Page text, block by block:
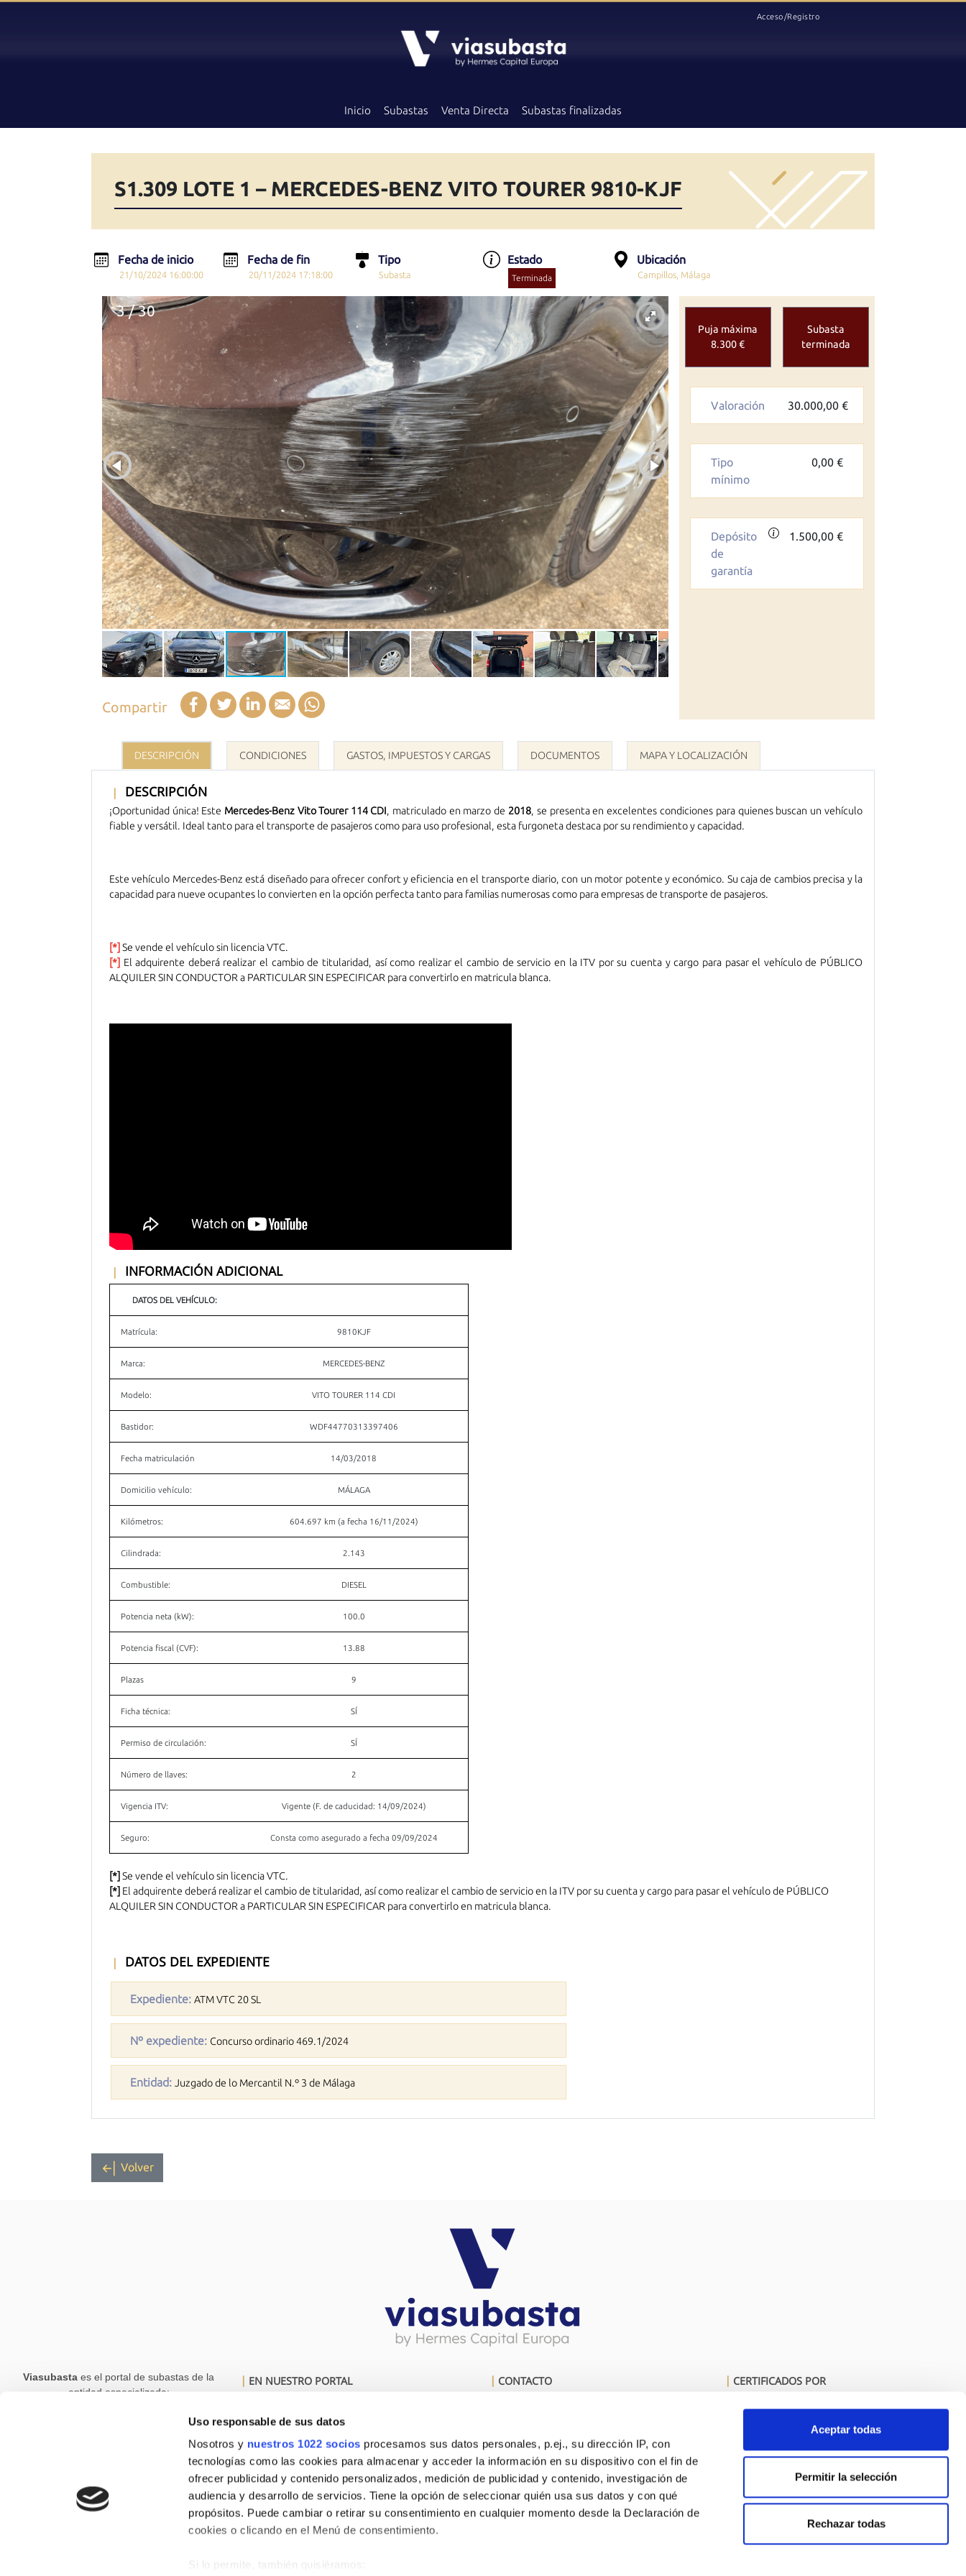
Uso responsable de sus datos
Nosotros y nuestros 1022 socios procesamos sus datos personales, p.ej., su dirección IP, con
tecnologías como las cookies para almacenar y acceder la información en su dispositivo con el fin de
ofrecer publicidad y contenido personalizados, medición de publicidad y contenido, investigación de
audiencia y desarrollo de servicios. Tiene la opción de seleccionar quién usa sus datos y con qué
propósitos. Puede cambiar o retirar su consentimiento en cualquier momento desde la Declaración de
cookies o clicando en el Menú de consentimiento.
Si lo permite, también quisiéramos:
Aceptar todas
Permitir la selección
Rechazar todas
Acceso/Registro
Inicio Subastas Venta Directa Subastas finalizadas
S1.309 LOTE 1 – MERCEDES-BENZ VITO TOURER 9810-KJF
Fecha de inicio
21/10/2024 16:00:00
Fecha de fin
20/11/2024 17:18:00
Tipo
Subasta
Estado
Terminada
Ubicación
Campillos, Málaga
3 / 30 4 / 30
Compartir
FacebookTwitter LinkedInEmail
Puja máxima
8.300 €
Subasta
terminada
Valoración 30.000,00 €
Tipo
mínimo
0,00 €
Depósito
de
garantía
1.500,00 €
DESCRIPCIÓN CONDICIONES GASTOS, IMPUESTOS Y CARGAS DOCUMENTOS MAPA Y LOCALIZACIÓN
DESCRIPCIÓN
¡Oportunidad única! Este Mercedes-Benz Vito Tourer 114 CDI, matriculado en marzo de 2018, se presenta en excelentes condiciones para quienes buscan un vehículo
fiable y versátil. Ideal tanto para el transporte de pasajeros como para uso profesional, esta furgoneta destaca por su rendimiento y capacidad.
Este vehículo Mercedes-Benz está diseñado para ofrecer confort y eficiencia en el transporte diario, con un motor potente y económico. Su caja de cambios precisa y la
capacidad para nueve ocupantes lo convierten en la opción perfecta tanto para familias numerosas como para empresas de transporte de pasajeros.
[*] Se vende el vehículo sin licencia VTC.
[*] El adquirente deberá realizar el cambio de titularidad, así como realizar el cambio de servicio en la ITV por su cuenta y cargo para pasar el vehículo de PÚBLICO
ALQUILER SIN CONDUCTOR a PARTICULAR SIN ESPECIFICAR para convertirlo en matricula blanca.
INFORMACIÓN ADICIONAL
DATOS DEL VEHÍCULO:
Matrícula: 9810KJF
Marca: MERCEDES-BENZ
Modelo: VITO TOURER 114 CDI
Bastidor: WDF44770313397406
Fecha matriculación 14/03/2018
Domicilio vehículo: MÁLAGA
Kilómetros: 604.697 km (a fecha 16/11/2024)
Cilindrada: 2.143
Combustible: DIESEL
Potencia neta (kW): 100.0
Potencia fiscal (CVF): 13.88
Plazas 9
Ficha técnica: SÍ
Permiso de circulación: SÍ
Número de llaves: 2
Vigencia ITV: Vigente (F. de caducidad: 14/09/2024)
Seguro: Consta como asegurado a fecha 09/09/2024
[*] Se vende el vehículo sin licencia VTC.
[*] El adquirente deberá realizar el cambio de titularidad, así como realizar el cambio de servicio en la ITV por su cuenta y cargo para pasar el vehículo de PÚBLICO
ALQUILER SIN CONDUCTOR a PARTICULAR SIN ESPECIFICAR para convertirlo en matricula blanca.
DATOS DEL EXPEDIENTE
Expediente: ATM VTC 20 SL
Nº expediente: Concurso ordinario 469.1/2024
Entidad: Juzgado de lo Mercantil N.º 3 de Málaga
Volver
Viasubasta es el portal de subastas de la
entidad especializada:
EN NUESTRO PORTAL
Venta Directa
Política De Cookies
Términos Y
Condiciones
CONTACTO
Ctro Negocios CADI - Edificio
Málaga,
29200 Antequera (Málaga)
info@viasubasta.com
951 816 474
CERTIFICADOS POR